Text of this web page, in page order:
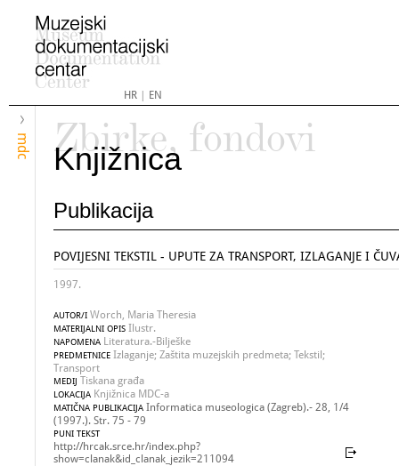
HR| EN
mdc
Zbirke, fondovi
Knjižnica
Publikacija
POVIJESNI TEKSTIL - UPUTE ZA TRANSPORT, IZLAGANJE I
1997.
AUTOR/I Worch, Maria Theresia
MATERIJALNI OPIS Ilustr.
NAPOMENA Literatura.-Bilješke
PREDMETNICE Izlaganje; Zaštita muzejskih predmeta; Tekstil;
Transport
MEDIJ Tiskana građa
LOKACIJA Knjižnica MDC-a
MATIČNA PUBLIKACIJA Informatica museologica (Zagreb).- 28, 1/4
(1997.). Str. 75 - 79
PUNI TEKST
http://hrcak.srce.hr/index.php?
show=clanak&id_clanak_jezik=211094